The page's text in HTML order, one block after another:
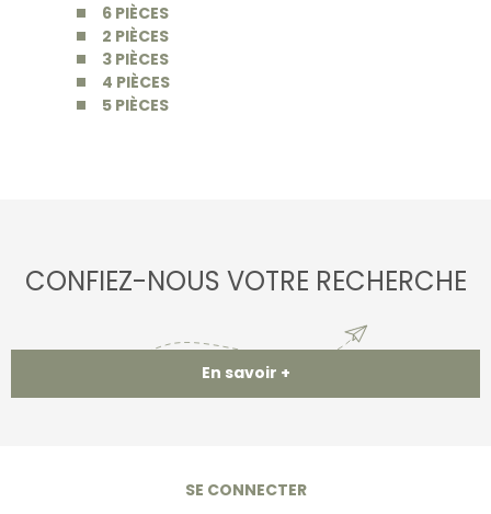
6 PIÈCES
2 PIÈCES
3 PIÈCES
4 PIÈCES
5 PIÈCES
CONFIEZ-NOUS VOTRE RECHERCHE
En savoir +
SE CONNECTER